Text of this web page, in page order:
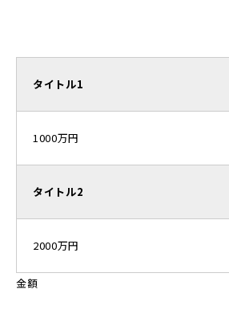
タイトル1
1000万円
タイトル2
2000万円
金額